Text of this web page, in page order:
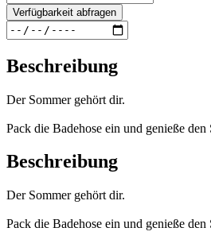
Verfügbarkeit abfragen
Beschreibung
Der Sommer gehört dir.
Pack die Badehose ein und genieße
Beschreibung
Der Sommer gehört dir.
Pack die Badehose ein und genieße